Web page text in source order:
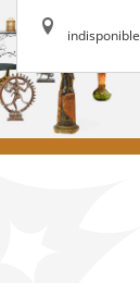
indisponible